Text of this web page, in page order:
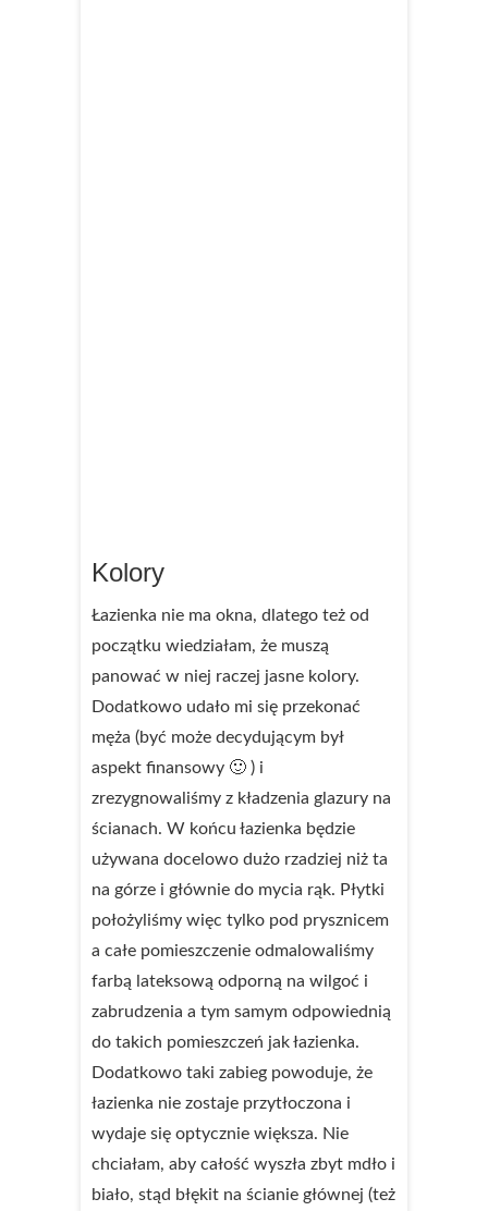
Kolory
Łazienka nie ma okna, dlatego też od
początku wiedziałam, że muszą
panować w niej raczej jasne kolory.
Dodatkowo udało mi się przekonać
męża (być może decydującym był
aspekt finansowy 🙂 ) i
zrezygnowaliśmy z kładzenia glazury na
ścianach. W końcu łazienka będzie
używana docelowo dużo rzadziej niż ta
na górze i głównie do mycia rąk. Płytki
położyliśmy więc tylko pod prysznicem
a całe pomieszczenie odmalowaliśmy
farbą lateksową odporną na wilgoć i
zabrudzenia a tym samym odpowiednią
do takich pomieszczeń jak łazienka.
Dodatkowo taki zabieg powoduje, że
łazienka nie zostaje przytłoczona i
wydaje się optycznie większa. Nie
chciałam, aby całość wyszła zbyt mdło i
biało, stąd błękit na ścianie głównej (też